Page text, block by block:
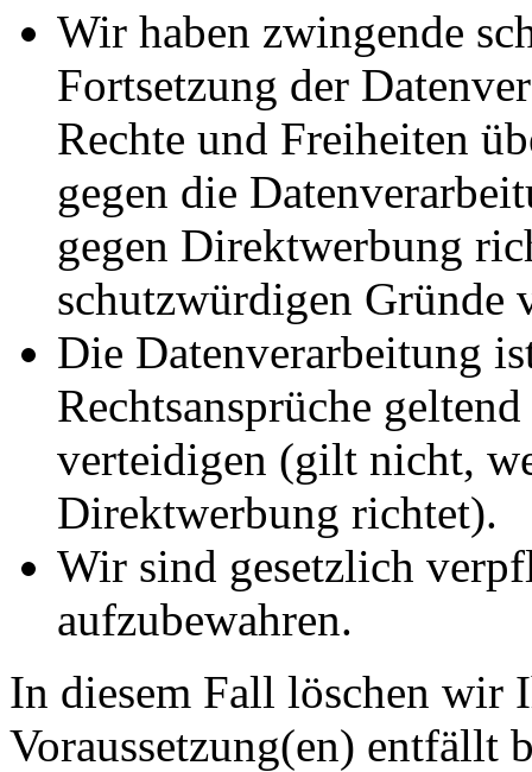
Wir haben zwingende
Fortsetzung der
Rechte und Freiheiten
gegen die
gegen Direktwerbung
schutzwürdigen Gründe
Die Datenverarbeitung
Rechtsansprüche
verteidigen (gilt nicht,
Direktwerbung richtet).
Wir sind gesetzlich
aufzubewahren.
In diesem Fall löschen wir
Voraussetzung(en) entfällt